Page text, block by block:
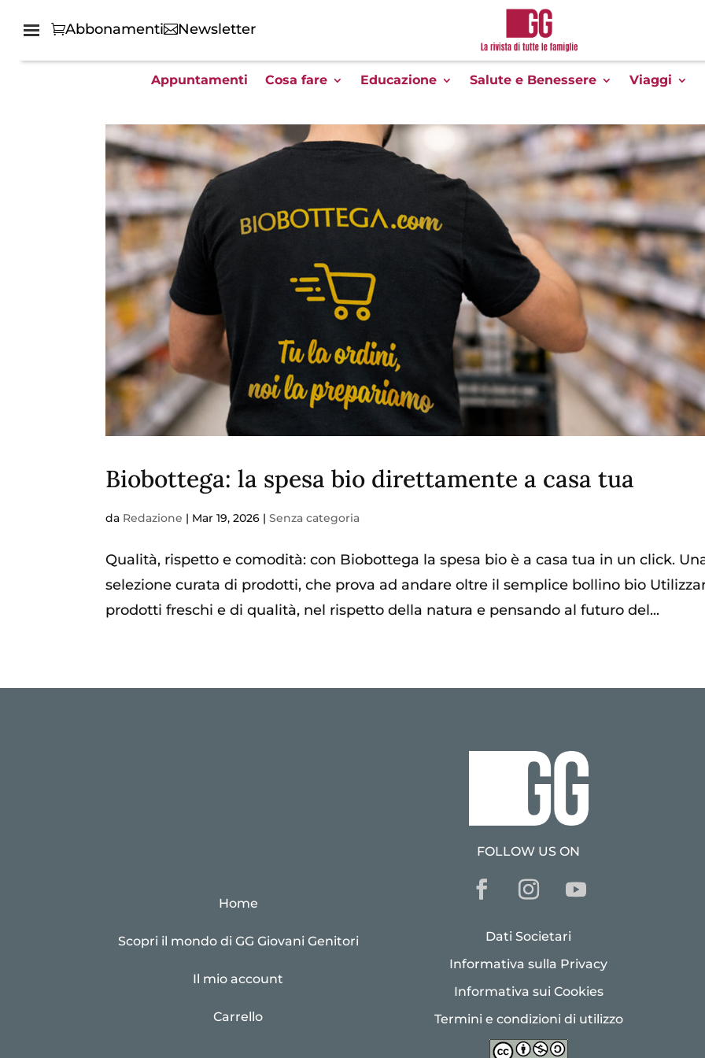
Abbonamenti Newsletter
Appuntamenti Cosa fare Educazione Salute e Benessere Viaggi
Biobottega: la spesa bio direttamente a casa tua
da Redazione | Mar 19, 2026 |Senza categoria
Qualità, rispetto e comodità: con Biobottega la spesa bio è a casa tua in un click.
selezione curata di prodotti, che prova ad andare oltre il semplice bollino bio
prodotti freschi e di qualità, nel rispetto della natura e pensando al futuro del...
Home
Scopri il mondo di GG Giovani Genitori
Il mio account
Carrello
FOLLOW US ON
Dati Societari
Informativa sulla Privacy
Informativa sui Cookies
Termini e condizioni di utilizzo